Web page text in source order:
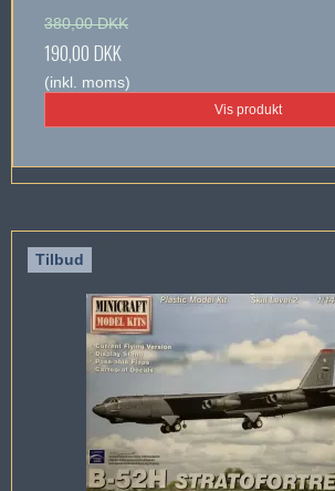
380,00 DKK
190,00 DKK
(inkl. moms)
Vis produkt
Tilbud